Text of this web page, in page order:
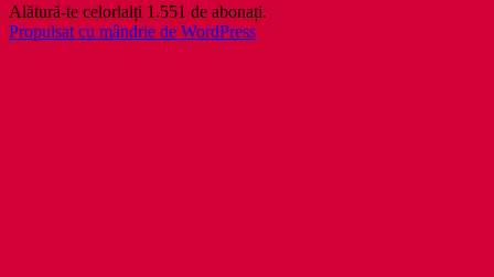
Alătură-te celorlalți 1.551 de abonați.
Propulsat cu mândrie de WordPress